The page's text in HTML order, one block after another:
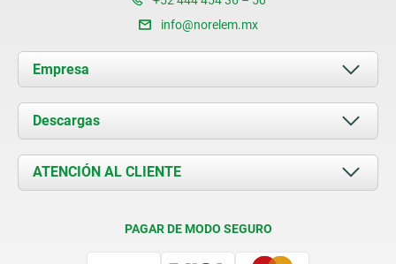
info@norelem.mx
Empresa
Acerca de nosotros
Novedades
Contacto
Descargas
Documents
ATENCIÓN AL CLIENTE
PAGAR DE MODO SEGURO